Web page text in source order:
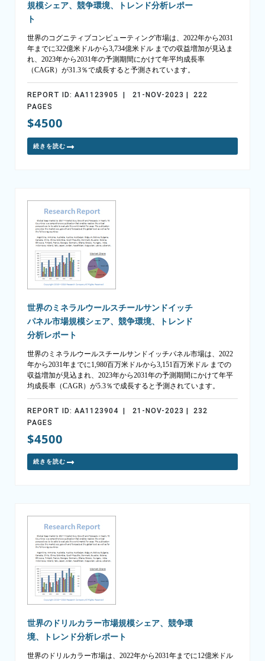
規模シェア、競争環境、トレンド分析レポー
ト
世界のコグニティブコンピューティング市場は、2022年から2031
年までに322億米ドルから3,734億米ドル までの収益増加が見込ま
れ、2023年から2031年の予測期間にかけて年平均成長率
（CAGR）が31.3％で成長すると予測されています。
REPORT ID: AA1123905 | 21-NOV-2023 | 222
PAGES
$4500
続きを読む
世界のミネラルウールスチールサンドイッチ
パネル市場規模シェア、競争環境、トレンド
分析レポート
世界のミネラルウールスチールサンドイッチパネル市場は、2022
年から2031年までに1,980百万米ドルから3,151百万米ドル までの
収益増加が見込まれ、2023年から2031年の予測期間にかけて年平
均成長率（CAGR）が5.3％で成長すると予測されています。
REPORT ID: AA1123904 | 21-NOV-2023 | 232
PAGES
$4500
続きを読む
世界のドリルカラー市場規模シェア、競争環
境、トレンド分析レポート
世界のドリルカラー市場は、2022年から2031年までに12億米ドル